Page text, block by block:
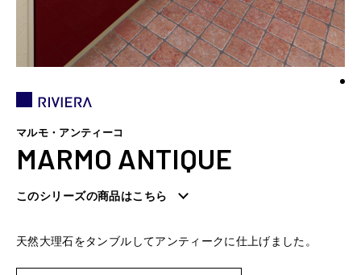
マルモ・アンティーコ
MARMO ANTIQUE
このシリーズの商品はこちら
天然大理石をタンブルしてアンティークに仕上げました。